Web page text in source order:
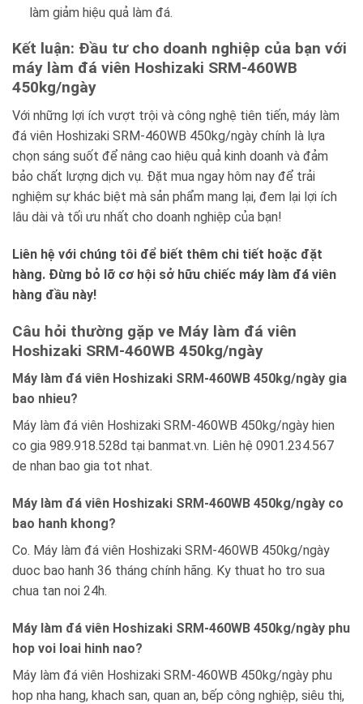
làm giảm hiệu quả làm đá.
Kết luận: Đầu tư cho doanh nghiệp của bạn với
máy làm đá viên Hoshizaki SRM-460WB
450kg/ngày
Với những lợi ích vượt trội và công nghệ tiên tiến, máy làm
đá viên Hoshizaki SRM-460WB 450kg/ngày chính là lựa
chọn sáng suốt để nâng cao hiệu quả kinh doanh và đảm
bảo chất lượng dịch vụ. Đặt mua ngay hôm nay để trải
nghiệm sự khác biệt mà sản phẩm mang lại, đem lại lợi ích
lâu dài và tối ưu nhất cho doanh nghiệp của bạn!
Liên hệ với chúng tôi để biết thêm chi tiết hoặc đặt
hàng. Đừng bỏ lỡ cơ hội sở hữu chiếc máy làm đá viên
hàng đầu này!
Câu hỏi thường gặp ve Máy làm đá viên
Hoshizaki SRM-460WB 450kg/ngày
Máy làm đá viên Hoshizaki SRM-460WB 450kg/ngày gia
bao nhieu?
Máy làm đá viên Hoshizaki SRM-460WB 450kg/ngày hien
co gia 989.918.528d tại banmat.vn. Liên hệ 0901.234.567
de nhan bao gia tot nhat.
Máy làm đá viên Hoshizaki SRM-460WB 450kg/ngày co
bao hanh khong?
Co. Máy làm đá viên Hoshizaki SRM-460WB 450kg/ngày
duoc bao hanh 36 tháng chính hãng. Ky thuat ho tro sua
chua tan noi 24h.
Máy làm đá viên Hoshizaki SRM-460WB 450kg/ngày phu
hop voi loai hinh nao?
Máy làm đá viên Hoshizaki SRM-460WB 450kg/ngày phu
hop nha hang, khach san, quan an, bếp công nghiệp, siêu thị,